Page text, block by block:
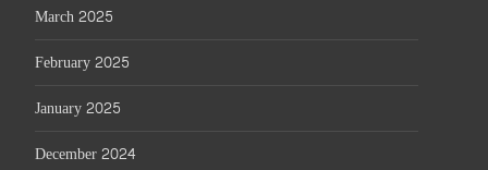
March 2025
February 2025
January 2025
December 2024